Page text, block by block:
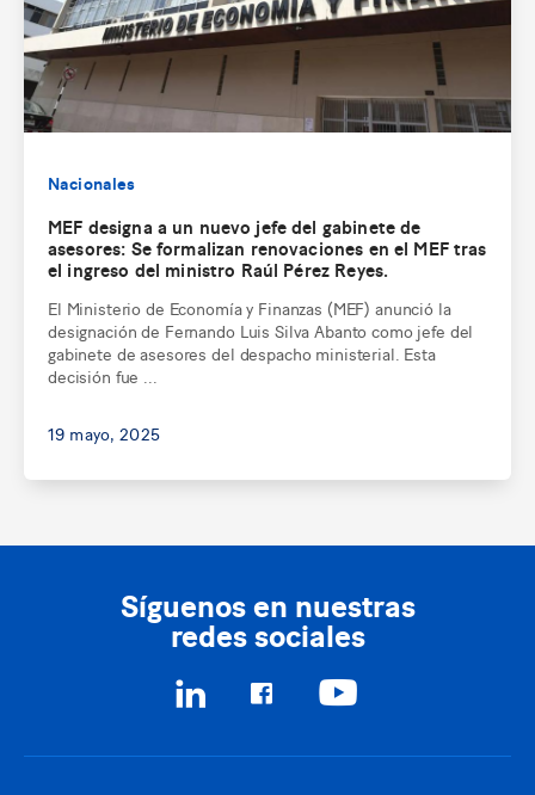
Nacionales
MEF designa a un nuevo jefe del gabinete de
asesores: Se formalizan renovaciones en el MEF tras
el ingreso del ministro Raúl Pérez Reyes.
El Ministerio de Economía y Finanzas (MEF) anunció la
designación de Fernando Luis Silva Abanto como jefe del
gabinete de asesores del despacho ministerial. Esta
decisión fue ...
19 mayo, 2025
Síguenos en nuestras
redes sociales